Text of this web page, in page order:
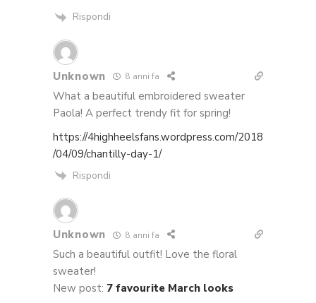
Rispondi
Unknown 8 anni fa
What a beautiful embroidered sweater
Paola! A perfect trendy fit for spring!
https://4highheelsfans.wordpress.com/2018
/04/09/chantilly-day-1/
Rispondi
Unknown 8 anni fa
Such a beautiful outfit! Love the floral
sweater!
New post: 7 favourite March looks